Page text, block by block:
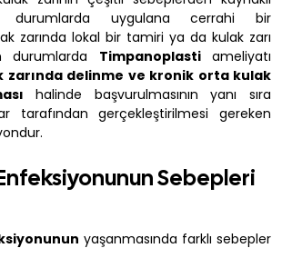
durumlarda uygulana cerrahi bir
zarında lokal bir tamiri ya da kulak zarı
durumlarda Timpanoplastiameliyatı
zarında delinme ve kronik orta kulak
halinde başvurulmasının yanı sıra
tarafından gerçekleştirilmesi gereken
Sebepleri
yaşanmasında farklı sebepler